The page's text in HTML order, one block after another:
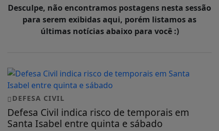
Desculpe, não encontramos postagens nesta sessão
para serem exibidas aqui, porém listamos as
últimas notícias abaixo para você :)
DEFESA CIVIL
Defesa Civil indica risco de temporais em
Santa Isabel entre quinta e sábado